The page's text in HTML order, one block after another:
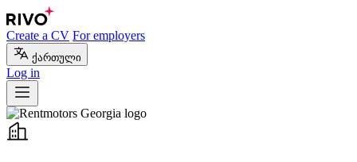
Create a CV For employers
ქართული
Log in